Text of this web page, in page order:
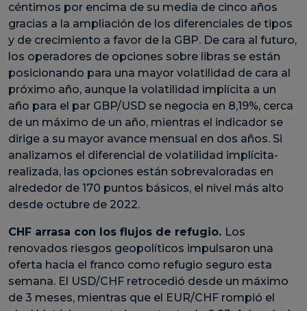
céntimos por encima de su media de cinco años
gracias a la ampliación de los diferenciales de tipos
y de crecimiento a favor de la GBP. De cara al futuro,
los operadores de opciones sobre libras se están
posicionando para una mayor volatilidad de cara al
próximo año, aunque la volatilidad implícita a un
año para el par GBP/USD se negocia en 8,19%, cerca
de un máximo de un año, mientras el indicador se
dirige a su mayor avance mensual en dos años. Si
analizamos el diferencial de volatilidad implícita-
realizada, las opciones están sobrevaloradas en
alrededor de 170 puntos básicos, el nivel más alto
desde octubre de 2022.
CHF arrasa con los flujos de refugio. Los
renovados riesgos geopolíticos impulsaron una
oferta hacia el franco como refugio seguro esta
semana. El USD/CHF retrocedió desde un máximo
de 3 meses, mientras que el EUR/CHF rompió el